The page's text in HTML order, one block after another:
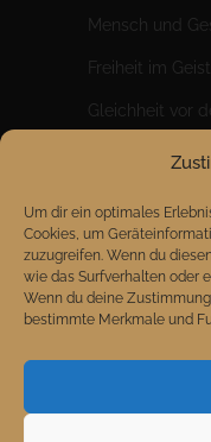
Um dir ein optimales
Cookies, um
zuzugreifen. Wenn du
wie das Surfverhalten oder
Wenn du deine
bestimmte Merkmale und
Mensch und
Freiheit im
Gleichheit vor
Brüderlichkeit